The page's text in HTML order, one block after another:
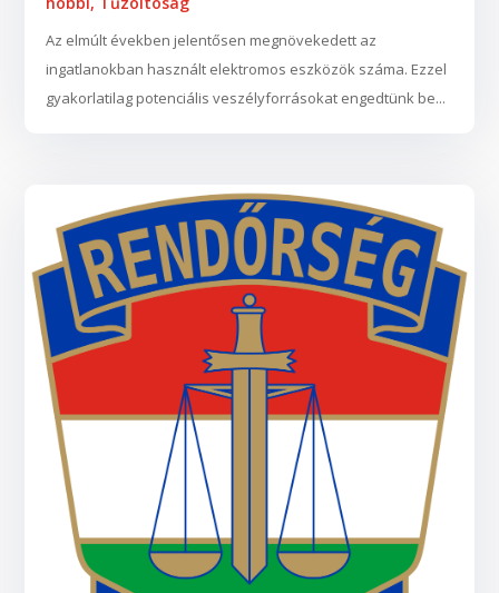
Az elmúlt években jelentősen megnövekedett az
ingatlanokban használt elektromos eszközök száma. Ezzel
gyakorlatilag potenciális veszélyforrásokat engedtünk be...